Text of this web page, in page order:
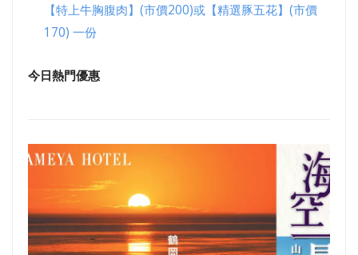
【特上牛胸腹肉】(市價200)或【精選豚五花】(市價
170) 一份
今日熱門優惠